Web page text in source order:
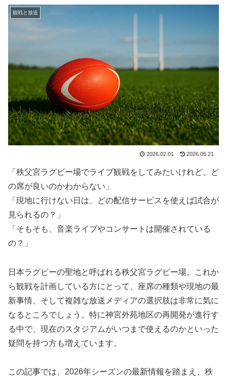
観戦と放送
2026.02.01 2026.05.21
「秩父宮ラグビー場でライブ観戦をしてみたいけれど、ど
の席が良いのかわからない」
「現地に行けない日は、どの配信サービスを使えば試合が
見られるの？」
「そもそも、音楽ライブやコンサートは開催されている
の？」
日本ラグビーの聖地と呼ばれる秩父宮ラグビー場。これか
ら観戦を計画している方にとって、座席の種類や現地の最
新事情、そして複雑な放送メディアの選択肢は非常に気に
なるところでしょう。特に神宮外苑地区の再開発が進行す
る中で、現在のスタジアムがいつまで使えるのかといった
疑問を持つ方も増えています。
この記事では、2026年シーズンの最新情報を踏まえ、秩